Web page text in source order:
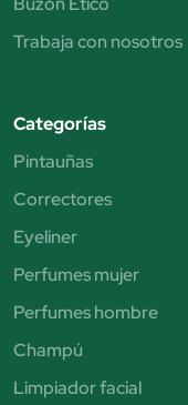
Trabaja con nosotros
Categorías
Pintauñas
Correctores
Eyeliner
Perfumes mujer
Perfumes hombre
Champú
Limpiador facial